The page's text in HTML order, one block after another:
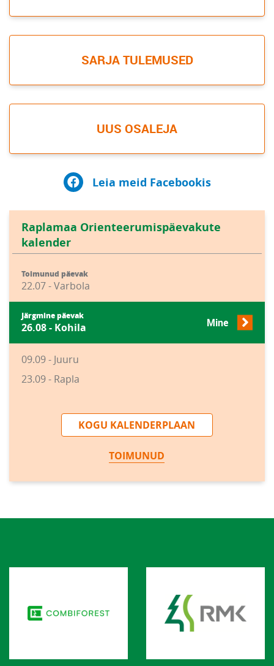
SARJA TULEMUSED
UUS OSALEJA
Leia meid Facebookis
Raplamaa Orienteerumispäevakute
kalender
Toimunud päevak
22.07 - Varbola
Järgmine päevak
26.08 - Kohila Mine
09.09 - Juuru
23.09 - Rapla
KOGU KALENDERPLAAN
TOIMUNUD